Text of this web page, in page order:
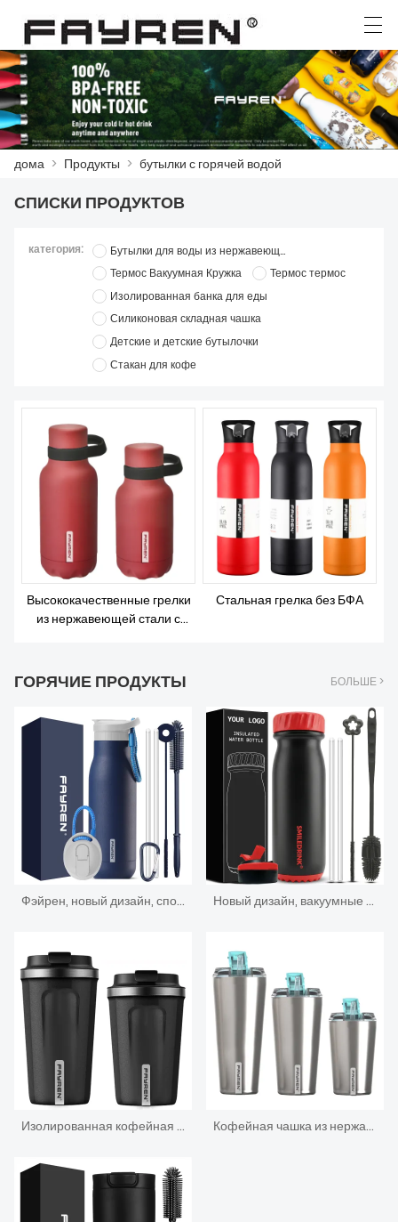
ДОМА
НОВОСТИ
СВЯЖИТЕСЬ С НАМИ
العربية Deutsch Ελληνική γλώσσα English
дома > Продукты > бутылки с горячей водой
СПИСКИ ПРОДУКТОВ
категория:
Бутылки для воды из нержавеющей стали
Термос Вакуумная Кружка
Термос термос
Изолированная банка для еды
Силиконовая складная чашка
Детские и детские бутылочки
Стакан для кофе
Высококачественные грелки
из нержавеющей стали с
силиконовой ручкой
Стальная грелка без БФА
ГОРЯЧИЕ ПРОДУКТЫ БОЛЬШЕ >
Фэйрен, новый дизайн, спортивная бутылка для воды из нержавеющей стали, термос с маленьким горлом, термосы с вакуумной изоляцией и соломенной крышкой Новый дизайн, вакуумные термосы с двойными стенками, маленькая горловина с вакуумной изоляцией, спортивная бутылка для воды из нержавеющей стали с соломенной крышкой и силиконовыми рукавами
Изолированная кофейная дорожная кружка из нержавеющей стали Кофейная чашка из нержавеющей стали с двойными стенками и вакуумной изоляцией для горячих напитков 24 унции